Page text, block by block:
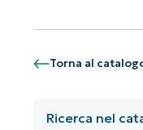
Torna al
Iniziate
Non è richiesta